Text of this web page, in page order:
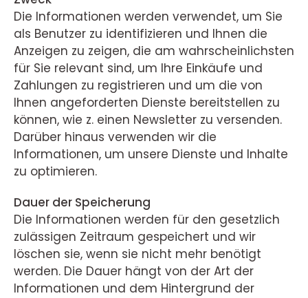
Die Informationen werden verwendet, um Sie
als Benutzer zu identifizieren und Ihnen die
Anzeigen zu zeigen, die am wahrscheinlichsten
für Sie relevant sind, um Ihre Einkäufe und
Zahlungen zu registrieren und um die von
Ihnen angeforderten Dienste bereitstellen zu
können, wie z. einen Newsletter zu versenden.
Darüber hinaus verwenden wir die
Informationen, um unsere Dienste und Inhalte
zu optimieren.
Dauer der Speicherung
Die Informationen werden für den gesetzlich
zulässigen Zeitraum gespeichert und wir
löschen sie, wenn sie nicht mehr benötigt
werden. Die Dauer hängt von der Art der
Informationen und dem Hintergrund der